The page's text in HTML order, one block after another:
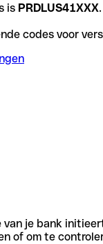
is PRDLUS41XXX.
codes voor
je bank
of om te